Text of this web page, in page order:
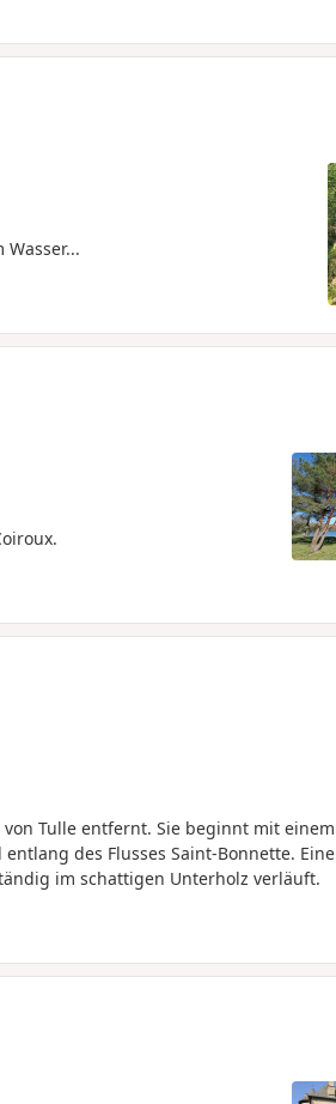
Tulle entfernt. Sie beginnt mit einem
des Flusses Saint-Bonnette. Eine
im schattigen Unterholz verläuft.